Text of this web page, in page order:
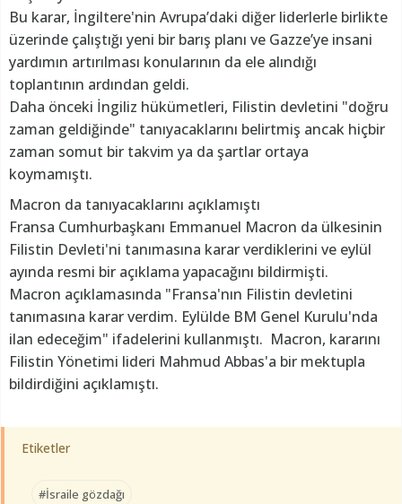
Bu karar, İngiltere'nin Avrupa’daki diğer liderlerle birlikte
üzerinde çalıştığı yeni bir barış planı ve Gazze’ye insani
yardımın artırılması konularının da ele alındığı
toplantının ardından geldi.
Daha önceki İngiliz hükümetleri, Filistin devletini "doğru
zaman geldiğinde" tanıyacaklarını belirtmiş ancak hiçbir
zaman somut bir takvim ya da şartlar ortaya
koymamıştı.
Macron da tanıyacaklarını açıklamıştı
Fransa Cumhurbaşkanı Emmanuel Macron da ülkesinin
Filistin Devleti'ni tanımasına karar verdiklerini ve eylül
ayında resmi bir açıklama yapacağını bildirmişti.
Macron açıklamasında "Fransa'nın Filistin devletini
tanımasına karar verdim. Eylülde BM Genel Kurulu'nda
ilan edeceğim" ifadelerini kullanmıştı. Macron, kararını
Filistin Yönetimi lideri Mahmud Abbas'a bir mektupla
bildirdiğini açıklamıştı.
Etiketler
#İsraile gözdağı